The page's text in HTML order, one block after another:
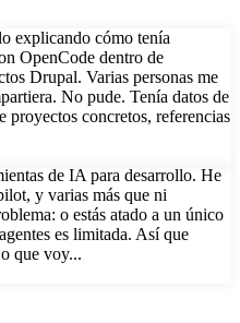
explicando cómo tenía
OpenCode dentro de
Drupal. Varias personas me
No pude. Tenía datos de
proyectos concretos, referencias
de IA para desarrollo. He
y varias más que ni
o estás atado a un único
es limitada. Así que
que voy...